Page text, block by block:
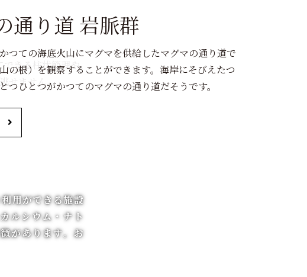
通り道 岩脈群
つての海底火山にマグマを供給したマグマの通り道で
の根）を観察することができます。海岸にそびえたつ
つひとつがかつてのマグマの通り道だそうです。
きる柱状節理や、
せません。
用ができる施設
ルシウム・ナト
があります。お